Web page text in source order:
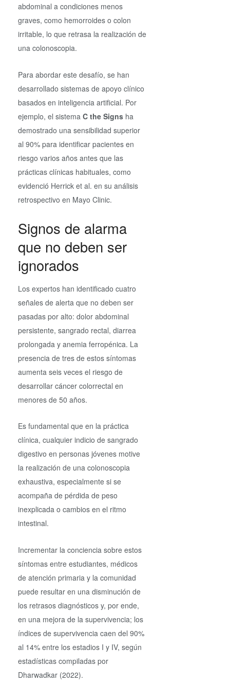
abdominal a condiciones menos
graves, como hemorroides o colon
irritable, lo que retrasa la realización de
una colonoscopia.
Para abordar este desafío, se han
desarrollado sistemas de apoyo clínico
basados en inteligencia artificial. Por
ejemplo, el sistema C the Signs ha
demostrado una sensibilidad superior
al 90% para identificar pacientes en
riesgo varios años antes que las
prácticas clínicas habituales, como
evidenció Herrick et al. en su análisis
retrospectivo en Mayo Clinic.
Signos de alarma
que no deben ser
ignorados
Los expertos han identificado cuatro
señales de alerta que no deben ser
pasadas por alto: dolor abdominal
persistente, sangrado rectal, diarrea
prolongada y anemia ferropénica. La
presencia de tres de estos síntomas
aumenta seis veces el riesgo de
desarrollar cáncer colorrectal en
menores de 50 años.
Es fundamental que en la práctica
clínica, cualquier indicio de sangrado
digestivo en personas jóvenes motive
la realización de una colonoscopia
exhaustiva, especialmente si se
acompaña de pérdida de peso
inexplicada o cambios en el ritmo
intestinal.
Incrementar la conciencia sobre estos
síntomas entre estudiantes, médicos
de atención primaria y la comunidad
puede resultar en una disminución de
los retrasos diagnósticos y, por ende,
en una mejora de la supervivencia; los
índices de supervivencia caen del 90%
al 14% entre los estadios I y IV, según
estadísticas compiladas por
Dharwadkar (2022).